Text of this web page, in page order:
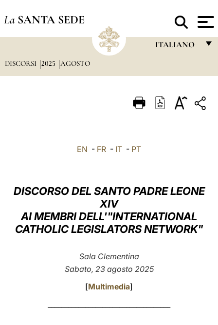
La SANTA SEDE
ITALIANO
ITALIANO
العربيّة
中文
LATINE
DISCORSI 2025 AGOSTO
EN - FR - IT - PT
DISCORSO DEL SANTO PADRE LEONE
XIV
AI MEMBRI DELL'"INTERNATIONAL
CATHOLIC LEGISLATORS NETWORK"
Sala Clementina
Sabato, 23 agosto 2025
[Multimedia]